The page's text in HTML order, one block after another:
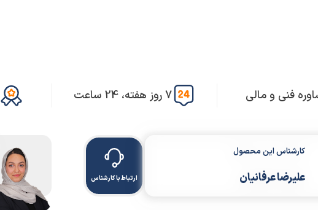
فنی و مالی 7 روز هفته، 24 ساعت
کارشناس این محصول
علیرضا عرفانیان ارتباط با کارشناس